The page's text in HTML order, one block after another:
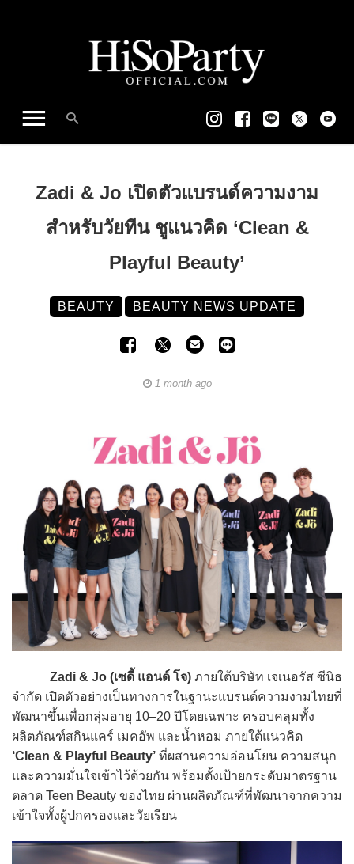
Zadi & Jo เปิดตัวแบรนด์ความงาม
สำหรับวัยทีน ชูแนวคิด ‘Clean &
Playful Beauty’
BEAUTY BEAUTY NEWS UPDATE
1 month ago
Zadi & Jo (เซดี้ แอนด์ โจ) ภายใต้บริษัท เจเนอรัส ซีนิธ
จำกัด เปิดตัวอย่างเป็นทางการในฐานะแบรนด์ความงามไทยที่
พัฒนาขึ้นเพื่อกลุ่มอายุ 10–20 ปีโดยเฉพาะ ครอบคลุมทั้ง
ผลิตภัณฑ์สกินแคร์ เมคอัพ และน้ำหอม ภายใต้แนวคิด
‘Clean & Playful Beauty’ ที่ผสานความอ่อนโยน ความสนุก
และความมั่นใจเข้าไว้ด้วยกัน พร้อมตั้งเป้ายกระดับมาตรฐาน
ตลาด Teen Beauty ของไทย ผ่านผลิตภัณฑ์ที่พัฒนาจากความ
เข้าใจทั้งผู้ปกครองและวัยเรียน